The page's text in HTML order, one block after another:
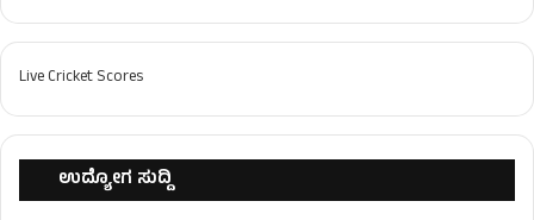
Live Cricket Scores
ಉದ್ಯೋಗ ಸುದ್ದಿ